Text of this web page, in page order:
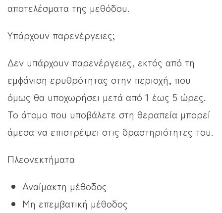
αποτελέσματα της μεθόδου.
Υπάρχουν παρενέργειες;
Δεν υπάρχουν παρενέργειες, εκτός από τη
εμφάνιση ερυθρότητας στην περιοχή, που
όμως θα υποχωρήσει μετά από 1 έως 5 ώρες.
Το άτομο που υποβάλετε στη θεραπεία μπορεί
άμεσα να επιστρέψει στις δραστηριότητες του.
Πλεονεκτήματα
Αναίμακτη μέθοδος
Μη επεμβατική μέθοδος